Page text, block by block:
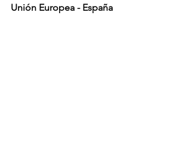
Unión Europea - España